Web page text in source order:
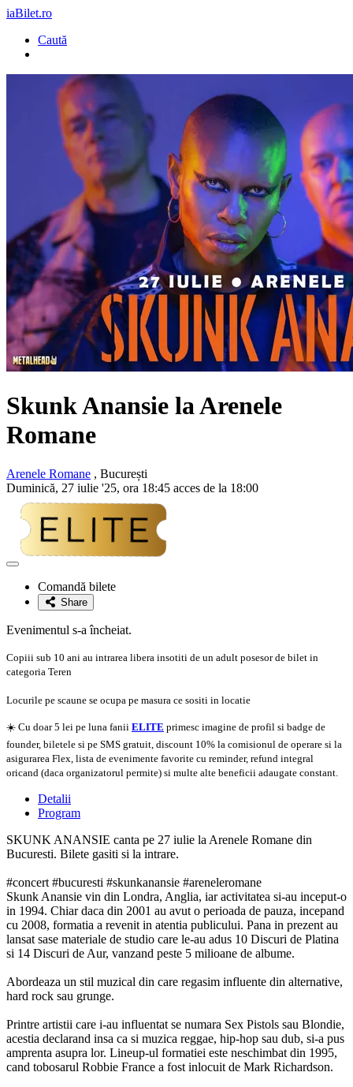
iaBilet.ro
Caută
Skunk Anansie la Arenele
Romane
Arenele Romane , București
Duminică, 27 iulie '25, ora 18:45 acces de la 18:00
Adaugă
favoriteComandă bilete
Share
Evenimentul s-a încheiat.
Copiii sub 10 ani au intrarea libera insotiti de un adult posesor de bilet in
categoria Teren
Locurile pe scaune se ocupa pe masura ce sositi in locatie
☀️ Cu doar 5 lei pe luna fanii ELITE primesc imagine de profil si badge de
founder, biletele si pe SMS gratuit, discount 10% la comisionul de operare si la
asigurarea Flex, lista de evenimente favorite cu reminder, refund integral
oricand (daca organizatorul permite) si multe alte beneficii adaugate constant.
Detalii
Program
SKUNK ANANSIE canta pe 27 iulie la Arenele Romane din
Bucuresti. Bilete gasiti si la intrare.
#concert #bucuresti #skunkanansie #areneleromane
Skunk Anansie vin din Londra, Anglia, iar activitatea si-au inceput-o
in 1994. Chiar daca din 2001 au avut o perioada de pauza, incepand
cu 2008, formatia a revenit in atentia publicului. Pana in prezent au
lansat sase materiale de studio care le-au adus 10 Discuri de Platina
si 14 Discuri de Aur, vanzand peste 5 milioane de albume.
Abordeaza un stil muzical din care regasim influente din alternative,
hard rock sau grunge.
Printre artistii care i-au influentat se numara Sex Pistols sau Blondie,
acestia declarand insa ca si muzica reggae, hip-hop sau dub, si-a pus
amprenta asupra lor. Lineup-ul formatiei este neschimbat din 1995,
cand tobosarul Robbie France a fost inlocuit de Mark Richardson.